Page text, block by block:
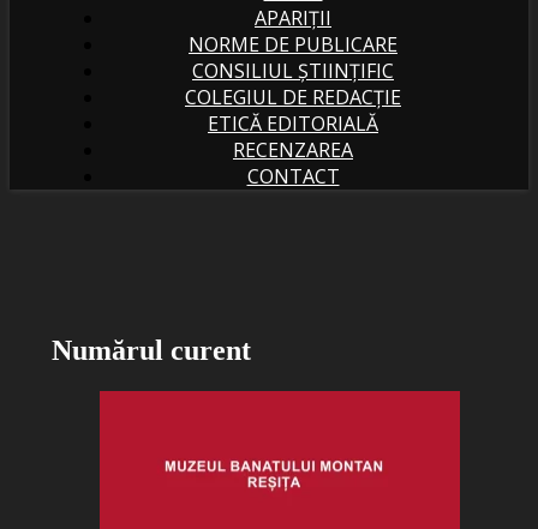
APARIȚII
NORME DE PUBLICARE
CONSILIUL ȘTIINȚIFIC
COLEGIUL DE REDACȚIE
ETICĂ EDITORIALĂ
RECENZAREA
CONTACT
Numărul curent